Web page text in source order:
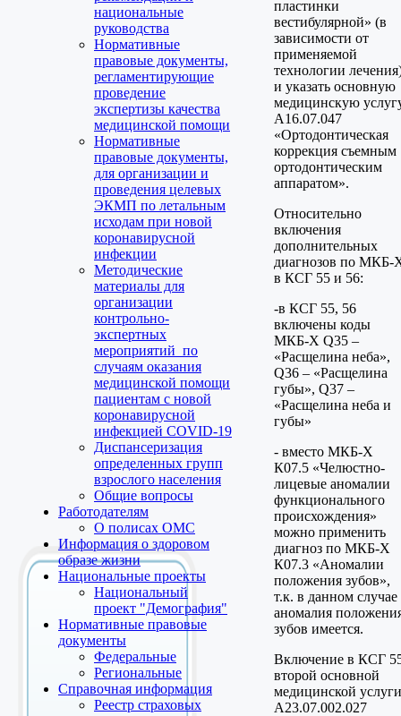
национальные
руководства
Нормативные
правовые документы,
регламентирующие
проведение
экспертизы качества
медицинской помощи
Нормативные
правовые документы,
для организации и
проведения целевых
ЭКМП по летальным
исходам при новой
коронавирусной
инфекции
Методические
материалы для
организации
контрольно-
экспертных
мероприятий по
случаям оказания
медицинской помощи
пациентам с новой
коронавирусной
инфекцией COVID-19
Диспансеризация
определенных групп
взрослого населения
Общие вопросы
Работодателям
О полисах ОМС
Информация о здоровом
образе жизни
Национальные проекты
Национальный
проект "Демография"
Нормативные правовые
документы
Федеральные
Региональные
Справочная информация
Реестр страховых
пластинки
вестибулярной» (в
зависимости от
применяемой
технологии
и указать основную
медицинскую
A16.07.047
«Ортодонтическая
коррекция съемным
ортодонтическим
аппаратом».
Относительно
включения
дополнительных
диагнозов по МКБ-
в КСГ 55 и 56:
-в КСГ 55, 56
включены коды
МКБ-Х Q35 –
«Расщелина неба»,
Q36 – «Расщелина
губы», Q37 –
«Расщелина неба и
губы»
- вместо МКБ-Х
К07.5 «Челюстно-
лицевые аномалии
функционального
происхождения»
можно применить
диагноз по МКБ-Х
К07.3 «Аномалии
положения зубов»,
т.к. в данном случае
аномалия
зубов имеется.
Включение в КСГ
второй основной
медицинской услуги
A23.07.002.027